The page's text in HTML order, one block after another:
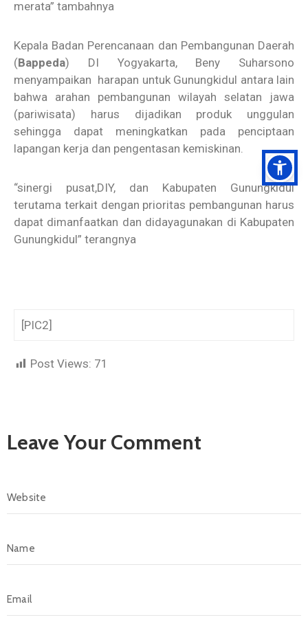
merata” tambahnya
Kepala Badan Perencanaan dan Pembangunan Daerah
(Bappeda) DI Yogyakarta, Beny Suharsono
menyampaikan harapan untuk Gunungkidul antara lain
bahwa arahan pembangunan wilayah selatan jawa
(pariwisata) harus dijadikan produk unggulan
sehingga dapat meningkatkan pada penciptaan
lapangan kerja dan pengentasan kemiskinan.
“sinergi pusat,DIY, dan Kabupaten Gunungkidul
terutama terkait dengan prioritas pembangunan harus
dapat dimanfaatkan dan didayagunakan di Kabupaten
Gunungkidul” terangnya
[PIC2]
Post Views: 71
Leave Your Comment